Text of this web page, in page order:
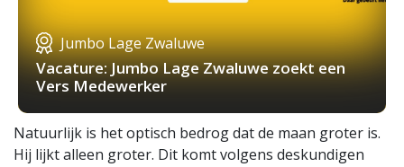
Jumbo Lage Zwaluwe
Vacature: Jumbo Lage Zwaluwe zoekt een
Vers Medewerker
Natuurlijk is het optisch bedrog dat de maan groter is.
Hij lijkt alleen groter. Dit komt volgens deskundigen